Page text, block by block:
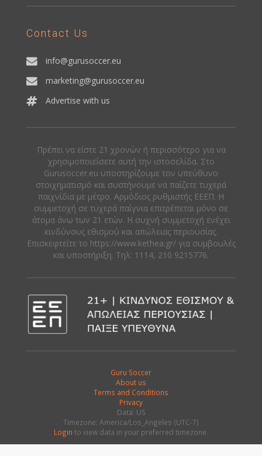
Contact Us
info@gurusoccer.eu
marketing@gurusoccer.eu
Advertise with us
Πρέπει να είστε 21 χρονών ή περισσότερο για να
χρησιμοποιείσετε αυτή την ιστοσελίδα. Στο
Gurusoccer.eu υποστηρίζουμε τον υπεύθυνο
στοιχηματισμό και συστήνουμε να παίζετε τυχερά
παιχνίδια με μέτρο. Αρμόδιος ρυθμιστής ΕΕΕΠ. Η
συμμετοχή σε τυχερά παίγνια επιτρέπεται μόνο σε
άτομα άνω των 21 ετών. Η συχνή συμμετοχή ενέχει
κινδύνους εθισμού και απώλειας περιουσίας.
Eπισκεφτείτε το https://www.kethea.gr/ για συμβουλές
και υποστήριξη. Tηλ: 1114, 210 9215776.
Guru Soccer
About us
Terms and Conditions
Privacy
Data: US
Timezone: America/Los_Angeles (UTC-7)
Login to view data in your preferred timezone.